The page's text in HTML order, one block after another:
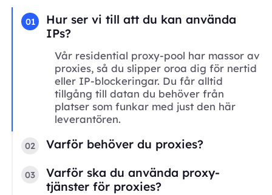
01
Hur ser vi till att du kan använda
IPs?
Vår residential proxy-pool har massor av
proxies, så du slipper oroa dig för nertid
eller IP-blockeringar. Du får alltid
tillgång till datan du behöver från
platser som funkar med just den här
leverantören.
02 Varför behöver du proxies?
03
Varför ska du använda proxy-
tjänster för proxies?